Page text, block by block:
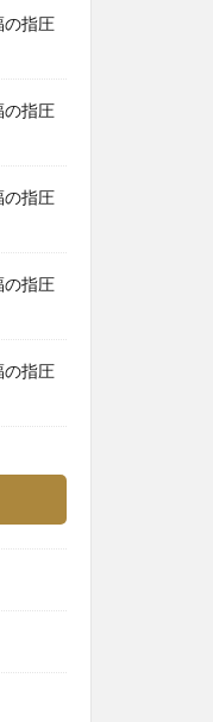
の指圧
の指圧
の指圧
の指圧
の指圧